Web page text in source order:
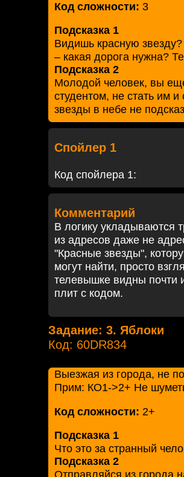
Код сложности: 3
Подсказка 1
Видишь красную
– какая дорога нужна?
Подсказка 2
Молодой человек, вы
студентом, не стать им
звезды в небе не
Спойлер 1
Код спойлера 1:
Комментарий
В логику укладываются
из адресов даже не
"Красные звезды",
могут найти, просто
телевышке видны почти
плит с кодом.
Задание: 3. Яблоки
Код: 60DR834
Выезжая из города, не
Прим: КО1->2+ Не
Код сложности: 2+
Подсказка 1
Что это за странный
Подсказка 2
Отправляйся из города